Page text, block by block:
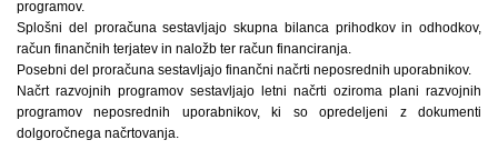
programov.
Splošni del proračuna sestavljajo skupna bilanca prihodkov in odhodkov,
račun finančnih terjatev in naložb ter račun financiranja.
Posebni del proračuna sestavljajo finančni načrti neposrednih uporabnikov.
Načrt razvojnih programov sestavljajo letni načrti oziroma plani razvojnih
programov neposrednih uporabnikov, ki so opredeljeni z dokumenti
dolgoročnega načrtovanja.